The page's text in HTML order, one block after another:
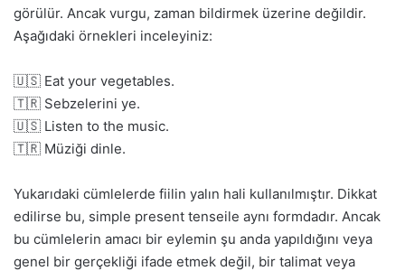
görülür. Ancak vurgu, zaman bildirmek üzerine değildir.
Aşağıdaki örnekleri inceleyiniz:
🇺🇸 Eat your vegetables.
🇹🇷 Sebzelerini ye.
🇺🇸 Listen to the music.
🇹🇷 Müziği dinle.
Yukarıdaki cümlelerde fiilin yalın hali kullanılmıştır. Dikkat
edilirse bu, simple present tenseile aynı formdadır. Ancak
bu cümlelerin amacı bir eylemin şu anda yapıldığını veya
genel bir gerçekliği ifade etmek değil, bir talimat veya